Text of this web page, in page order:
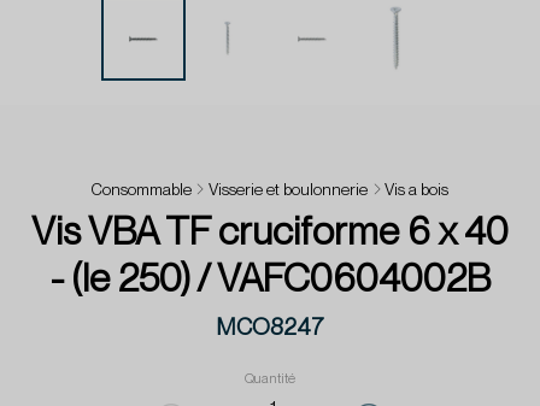
Consommable Visserie et boulonnerie Vis a bois
Vis VBA TF cruciforme 6 x 40
- (le 250) / VAFC0604002B
MCO8247
Quantité